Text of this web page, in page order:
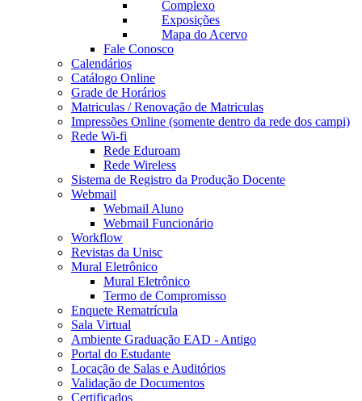
Complexo
Exposições
Mapa do Acervo
Fale Conosco
Calendários
Catálogo Online
Grade de Horários
Matriculas / Renovação de Matriculas
Impressões Online (somente dentro da rede dos campi)
Rede Wi-fi
Rede Eduroam
Rede Wireless
Sistema de Registro da Produção Docente
Webmail
Webmail Aluno
Webmail Funcionário
Workflow
Revistas da Unisc
Mural Eletrônico
Mural Eletrônico
Termo de Compromisso
Enquete Rematrícula
Sala Virtual
Ambiente Graduação EAD - Antigo
Portal do Estudante
Locação de Salas e Auditórios
Validação de Documentos
Certificados